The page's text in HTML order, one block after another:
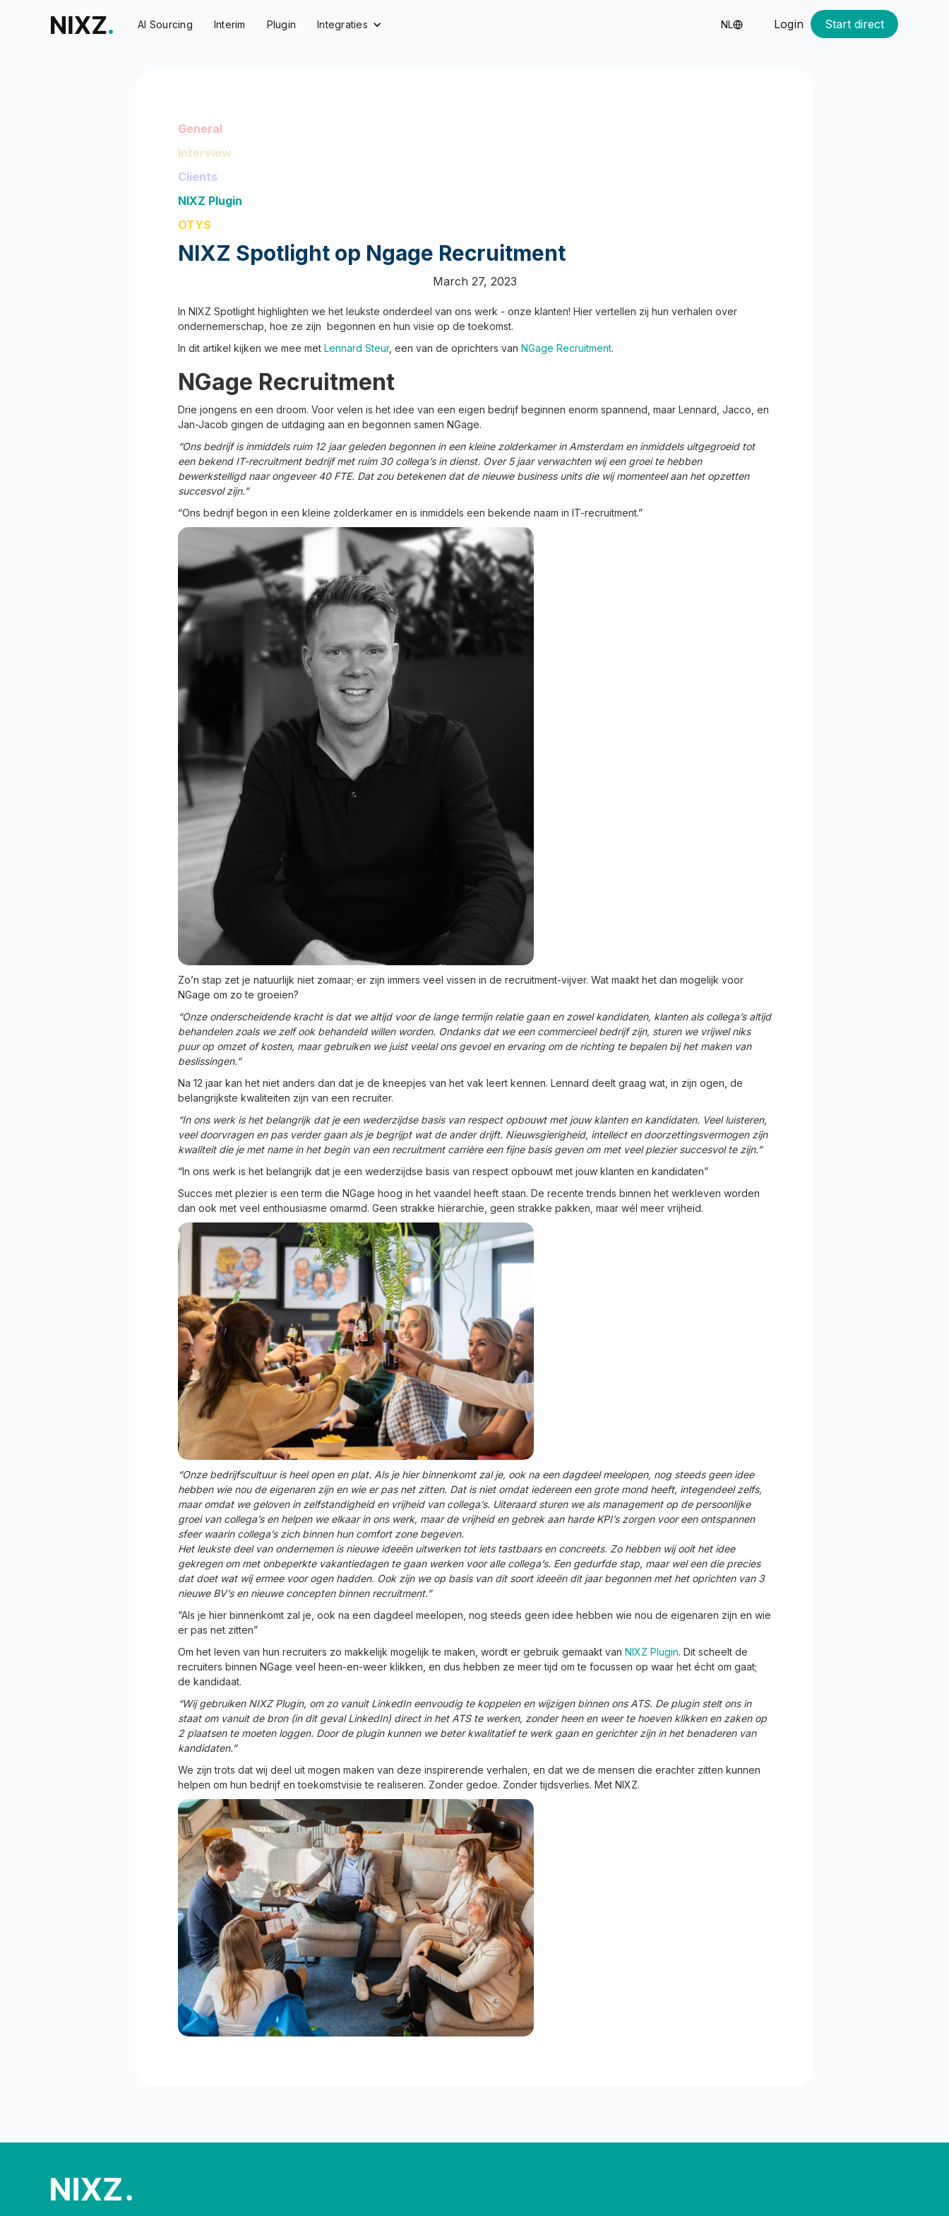
AI Sourcing Interim Plugin Integraties NL Login Start direct
General
Interview
Clients
NIXZ Plugin
OTYS
NIXZ Spotlight op Ngage Recruitment
March 27, 2023
In NIXZ Spotlight highlighten we het leukste onderdeel van ons werk - onze klanten! Hier vertellen zij hun verhalen over
ondernemerschap, hoe ze zijn begonnen en hun visie op de toekomst.
In dit artikel kijken we mee met Lennard Steur, een van de oprichters van NGage Recruitment.
NGage Recruitment
Drie jongens en een droom. Voor velen is het idee van een eigen bedrijf beginnen enorm spannend, maar Lennard, Jacco, en
Jan-Jacob gingen de uitdaging aan en begonnen samen NGage.
“Ons bedrijf is inmiddels ruim 12 jaar geleden begonnen in een kleine zolderkamer in Amsterdam en inmiddels uitgegroeid tot
een bekend IT-recruitment bedrijf met ruim 30 collega’s in dienst. Over 5 jaar verwachten wij een groei te hebben
bewerkstelligd naar ongeveer 40 FTE. Dat zou betekenen dat de nieuwe business units die wij momenteel aan het opzetten
succesvol zijn.”
“Ons bedrijf begon in een kleine zolderkamer en is inmiddels een bekende naam in IT-recruitment.”
Zo’n stap zet je natuurlijk niet zomaar; er zijn immers veel vissen in de recruitment-vijver. Wat maakt het dan mogelijk voor
NGage om zo te groeien?
“Onze onderscheidende kracht is dat we altijd voor de lange termijn relatie gaan en zowel kandidaten, klanten als collega’s altijd
behandelen zoals we zelf ook behandeld willen worden. Ondanks dat we een commercieel bedrijf zijn, sturen we vrijwel niks
puur op omzet of kosten, maar gebruiken we juist veelal ons gevoel en ervaring om de richting te bepalen bij het maken van
beslissingen.”
Na 12 jaar kan het niet anders dan dat je de kneepjes van het vak leert kennen. Lennard deelt graag wat, in zijn ogen, de
belangrijkste kwaliteiten zijn van een recruiter.
“In ons werk is het belangrijk dat je een wederzijdse basis van respect opbouwt met jouw klanten en kandidaten. Veel luisteren,
veel doorvragen en pas verder gaan als je begrijpt wat de ander drijft. Nieuwsgierigheid, intellect en doorzettingsvermogen zijn
kwaliteit die je met name in het begin van een recruitment carrière een fijne basis geven om met veel plezier succesvol te zijn.”
“In ons werk is het belangrijk dat je een wederzijdse basis van respect opbouwt met jouw klanten en kandidaten”
Succes met plezier is een term die NGage hoog in het vaandel heeft staan. De recente trends binnen het werkleven worden
dan ook met veel enthousiasme omarmd. Geen strakke hiërarchie, geen strakke pakken, maar wél meer vrijheid.
“Onze bedrijfscultuur is heel open en plat. Als je hier binnenkomt zal je, ook na een dagdeel meelopen, nog steeds geen idee
hebben wie nou de eigenaren zijn en wie er pas net zitten. Dat is niet omdat iedereen een grote mond heeft, integendeel zelfs,
maar omdat we geloven in zelfstandigheid en vrijheid van collega’s. Uiteraard sturen we als management op de persoonlijke
groei van collega’s en helpen we elkaar in ons werk, maar de vrijheid en gebrek aan harde KPI’s zorgen voor een ontspannen
sfeer waarin collega’s zich binnen hun comfort zone begeven.
Het leukste deel van ondernemen is nieuwe ideeën uitwerken tot iets tastbaars en concreets. Zo hebben wij ooit het idee
gekregen om met onbeperkte vakantiedagen te gaan werken voor alle collega’s. Een gedurfde stap, maar wel een die precies
dat doet wat wij ermee voor ogen hadden. Ook zijn we op basis van dit soort ideeën dit jaar begonnen met het oprichten van 3
nieuwe BV’s en nieuwe concepten binnen recruitment.”
“Als je hier binnenkomt zal je, ook na een dagdeel meelopen, nog steeds geen idee hebben wie nou de eigenaren zijn en wie
er pas net zitten”
Om het leven van hun recruiters zo makkelijk mogelijk te maken, wordt er gebruik gemaakt van NIXZ Plugin. Dit scheelt de
recruiters binnen NGage veel heen-en-weer klikken, en dus hebben ze meer tijd om te focussen op waar het écht om gaat;
de kandidaat.
“Wij gebruiken NIXZ Plugin, om zo vanuit LinkedIn eenvoudig te koppelen en wijzigen binnen ons ATS. De plugin stelt ons in
staat om vanuit de bron (in dit geval LinkedIn) direct in het ATS te werken, zonder heen en weer te hoeven klikken en zaken op
2 plaatsen te moeten loggen. Door de plugin kunnen we beter kwalitatief te werk gaan en gerichter zijn in het benaderen van
kandidaten.”
We zijn trots dat wij deel uit mogen maken van deze inspirerende verhalen, en dat we de mensen die erachter zitten kunnen
helpen om hun bedrijf en toekomstvisie te realiseren. Zonder gedoe. Zonder tijdsverlies. Met NIXZ.